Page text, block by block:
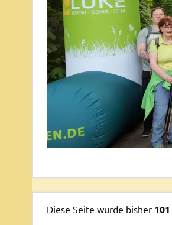
Diese Seite wurde bisher101